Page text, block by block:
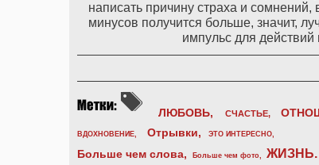
написать причину страха и
минусов получится больше, значит,
импульс для
ЛЮБОВЬ, СЧАСТЬЕ,
ВДОХНОВЕНИЕ, Отрывки, ЭТО ИНТЕРЕСНО,
Больше чем слова, Больше чем фото, ЖИЗНЬ.